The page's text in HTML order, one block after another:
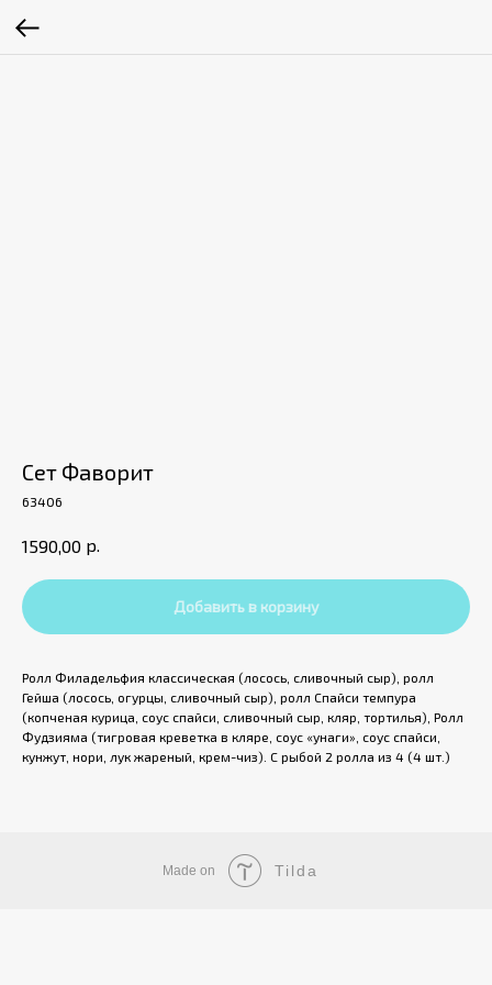
Сет Фаворит
63406
1590,00 р.
Добавить в корзину
Ролл Филадельфия классическая (лосось, сливочный сыр), ролл
Гейша (лосось, огурцы, сливочный сыр), ролл Спайси темпура
(копченая курица, соус спайси, сливочный сыр, кляр, тортилья), Ролл
Фудзияма (тигровая креветка в кляре, соус «унаги», соус спайси,
кунжут, нори, лук жареный, крем-чиз). С рыбой 2 ролла из 4 (4 шт.)
Made on Tilda